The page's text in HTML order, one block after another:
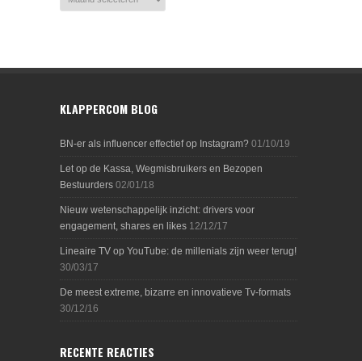
KLAPPERCOM BLOG
BN-er als influencer effectief op Instagram? 01/10/19
Let op de Kassa, Wegmisbruikers en Bezopen
Bestuurders 02/01/18
Nieuw wetenschappelijk inzicht: drivers voor
engagement, shares en likes 12/12/17
Lineaire TV op YouTube: de millenials zijn weer terug!
30/03/17
De meest extreme, bizarre en innovatieve Tv-formats
30/12/16
RECENTE REACTIES